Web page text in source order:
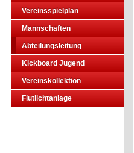
Vereinsspielplan
Mannschaften
Abteilungsleitung
Kickboard Jugend
Vereinskollektion
Flutlichtanlage